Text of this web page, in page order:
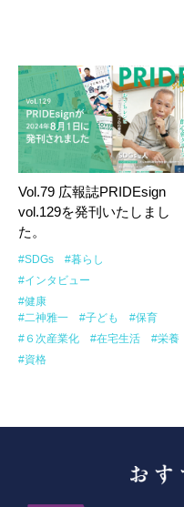
Vol.79 広報誌PRIDEsign
vol.129を発刊いたしまし
た。
#SDGs
#暮らし
#インタビュー
#健康
#二神雅一
#子ども
#保育
#６次産業化
#在宅生活
#栄養
#資格